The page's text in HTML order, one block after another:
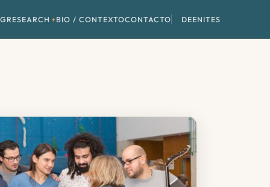
RESEARCH BIO / CONTEXTOCONTACTO DEENITES